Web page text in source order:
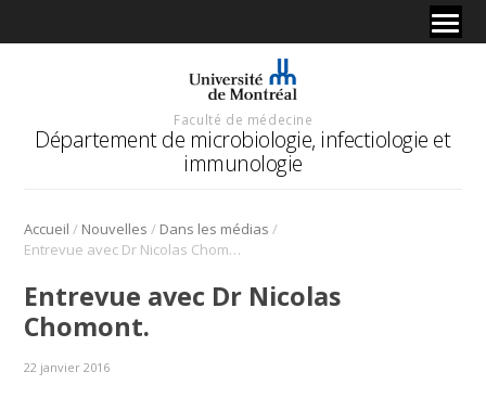
Faculté de médecine
Département de microbiologie, infectiologie et
immunologie
Accueil / Nouvelles / Dans les médias /
Entrevue avec Dr Nicolas Chomont.
Entrevue avec Dr Nicolas
Chomont.
22 janvier 2016